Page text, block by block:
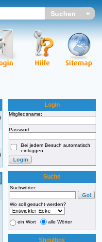
Login
Mitgliedsname:
Passwort:
Bei jedem Besuch automatisch
einloggen
Suche
Suchwörter:
Wo soll gesucht werden?
ein Wort alle Wörter
Shoutbox